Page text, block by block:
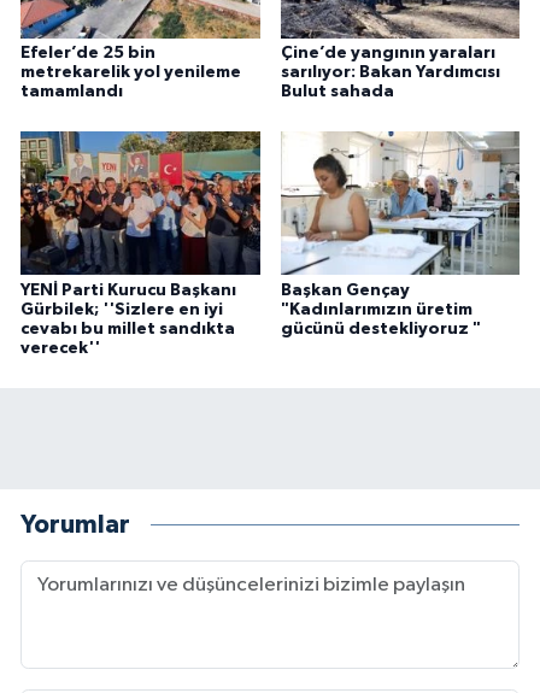
Efeler’de 25 bin
metrekarelik yol yenileme
tamamlandı
Çine’de yangının yaraları
sarılıyor: Bakan Yardımcısı
Bulut sahada
YENİ Parti Kurucu Başkanı
Gürbilek; ''Sizlere en iyi
cevabı bu millet sandıkta
verecek''
Başkan Gençay
"Kadınlarımızın üretim
gücünü destekliyoruz "
Yorumlar